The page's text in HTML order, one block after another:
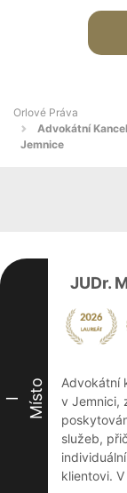
Orlové Práva
Advokátní
Jemnice
I Místo
JUDr.
Advokátní
v Jemnici,
služeb,
klientovi.